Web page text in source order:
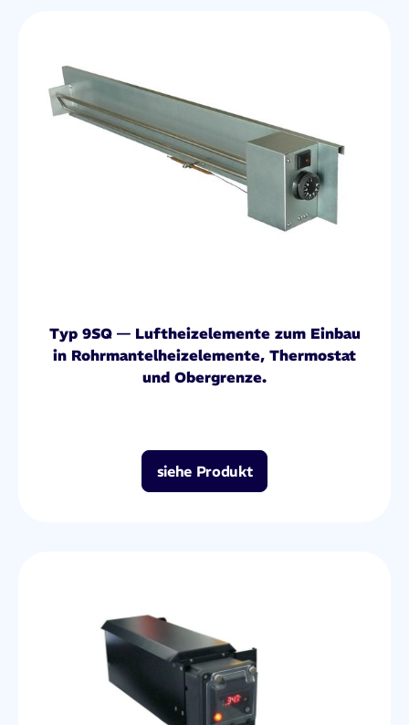
Typ 9SQ — Luftheizelemente zum Einbau
in Rohrmantelheizelemente, Thermostat
und Obergrenze.
siehe Produkt